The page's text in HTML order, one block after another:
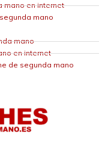
mano en internet
mano
mano
en internet
de segunda mano